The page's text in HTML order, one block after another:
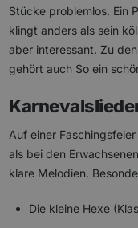
Stücke problemlos. Ein
klingt anders als sein
aber interessant. Zu
gehört auch So ein
Auf einer
als bei den
klare Melodien.
Die kleine Hexe